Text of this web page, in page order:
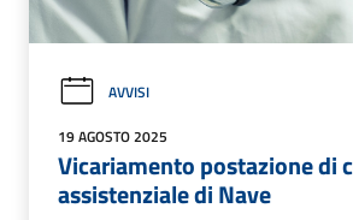
AVVISI
19 AGOSTO 2025
Vicariamento postazione di
assistenziale di Nave